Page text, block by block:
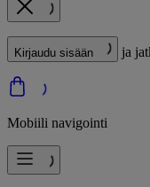
Kirjaudu sisään ja
Mobiili navigointi